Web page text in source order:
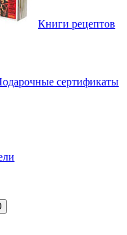
Книги рецептов
сертификаты